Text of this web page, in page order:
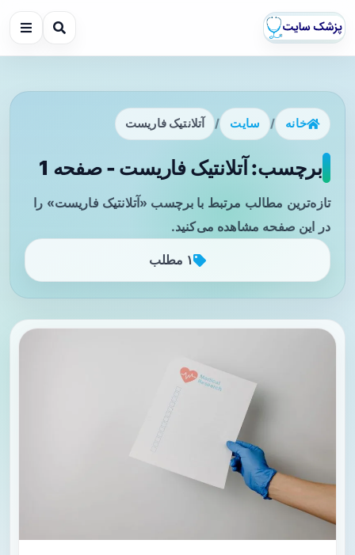
خانه / سایت / آتلانتیک فاریست
برچسب: آتلانتیک فاریست - صفحه 1
تازه‌ترین مطالب مرتبط با برچسب «آتلانتیک فاریست» را
در این صفحه مشاهده می‌کنید.
۱ مطلب